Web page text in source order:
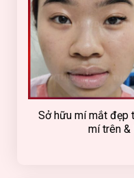
Sở hữu mí mắt đẹp
mí trên